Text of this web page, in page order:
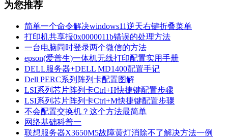
为您推荐
简单一个命令解决windows11逆天右键折叠菜单
打印机共享报0x0000011b错误的处理方法
一台电脑同时登录两个微信的方法
epson(爱普生)一体机无线打印配置实用手册
DELL服务器+DELL MD1400配置手记
Dell PERC系列阵列卡配置图解
LSI系列芯片阵列卡Ctrl+H快捷键配置步骤
LSI系列芯片阵列卡Ctrl+M快捷键配置步骤
不会配置交换机？这个方法最简单
网络基础科普一
联想服务器X3650M5故障黄灯消除不了解决方法一例